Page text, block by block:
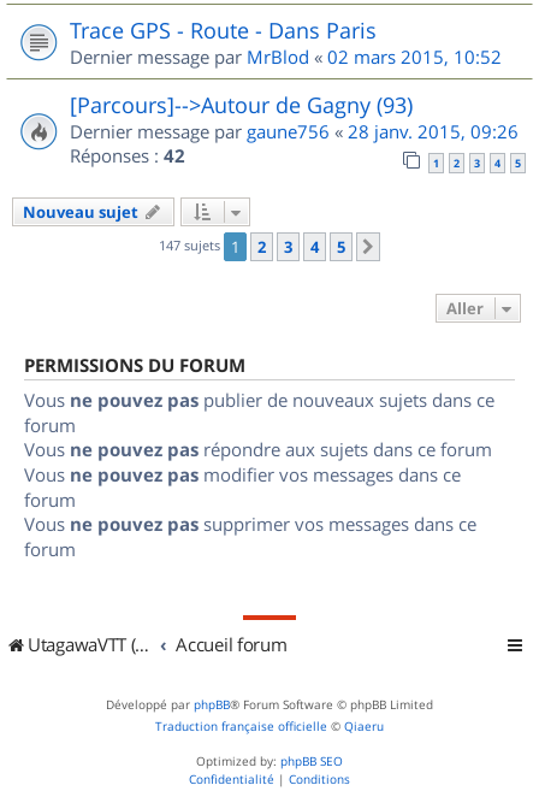
Trace GPS - Route - Dans Paris
Dernier message par MrBlod « 02 mars 2015, 10:52
[Parcours]-->Autour de Gagny (93)
Dernier message par gaune756 « 28 janv. 2015, 09:26
Réponses : 42 1 2 3 4 5
Nouveau sujet
147 sujets 1 2 3 4 5
Aller
PERMISSIONS DU FORUM
Vous ne pouvez pas publier de nouveaux sujets dans ce
forum
Vous ne pouvez pas répondre aux sujets dans ce forum
Vous ne pouvez pas modifier vos messages dans ce
forum
Vous ne pouvez pas supprimer vos messages dans ce
forum
UtagawaVTT (Randos VTT et VTTAE avec traces GPS) Accueil forum
Développé par phpBB® Forum Software © phpBB Limited
Traduction française officielle © Qiaeru
Optimized by: phpBB SEO
Confidentialité | Conditions